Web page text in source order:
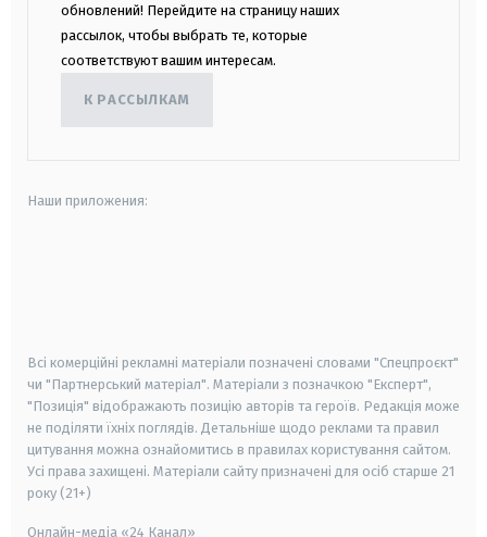
обновлений! Перейдите на страницу наших
рассылок, чтобы выбрать те, которые
соответствуют вашим интересам.
К РАССЫЛКАМ
Наши приложения:
Всі комерційні рекламні матеріали позначені словами "Спецпроєкт"
чи "Партнерський матеріал". Матеріали з позначкою "Експерт",
"Позиція" відображають позицію авторів та героїв. Редакція може
не поділяти їхніх поглядів. Детальніше щодо реклами та правил
цитування можна ознайомитись в правилах користування сайтом.
Усі права захищені. Матеріали сайту призначені для осіб старше 21
року (21+)
Онлайн-медіа «24 Канал»